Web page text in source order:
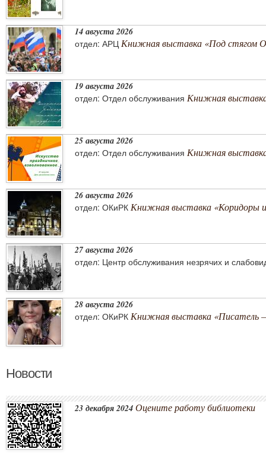
14 августа 2026
отдел: АРЦ Книжная выставка «Под стягом
19 августа 2026
отдел: Отдел обслуживания Книжная
25 августа 2026
отдел: Отдел обслуживания Книжная
26 августа 2026
отдел: ОКиРК Книжная выставка «Коридоры
27 августа 2026
отдел: Центр обслуживания незрячих и
28 августа 2026
отдел: ОКиРК Книжная выставка «Писатель
Новости
23 декабря 2024 Оцените работу библиотеки